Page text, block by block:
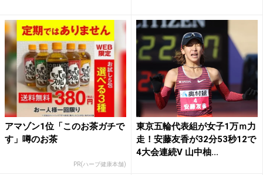
アマゾン1位「このお茶ガチで
す」噂のお茶
PR(ハーブ健康本舗)
東京五輪代表組が女子1万ｍ力
走！安藤友香が32分53秒12で
4大会連続V 山中柚...